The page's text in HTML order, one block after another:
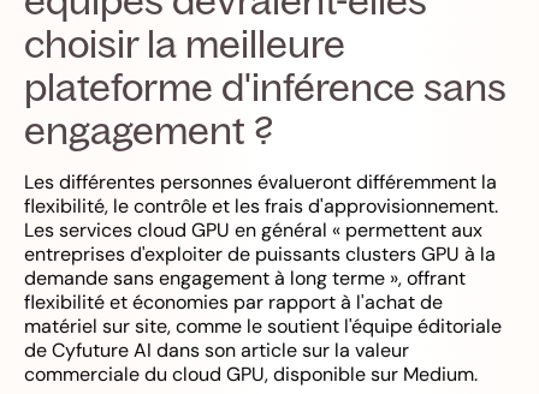
choisir la meilleure
plateforme d'inférence sans
engagement ?
Les différentes personnes évalueront différemment la
flexibilité, le contrôle et les frais d'approvisionnement.
Les services cloud GPU en général « permettent aux
entreprises d'exploiter de puissants clusters GPU à la
demande sans engagement à long terme », offrant
flexibilité et économies par rapport à l'achat de
matériel sur site, comme le soutient l'équipe éditoriale
de Cyfuture AI dans son article sur la valeur
commerciale du cloud GPU, disponible sur Medium.